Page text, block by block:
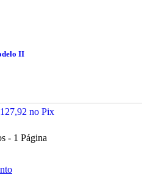
II
127,92 no Pix
- 1 Página